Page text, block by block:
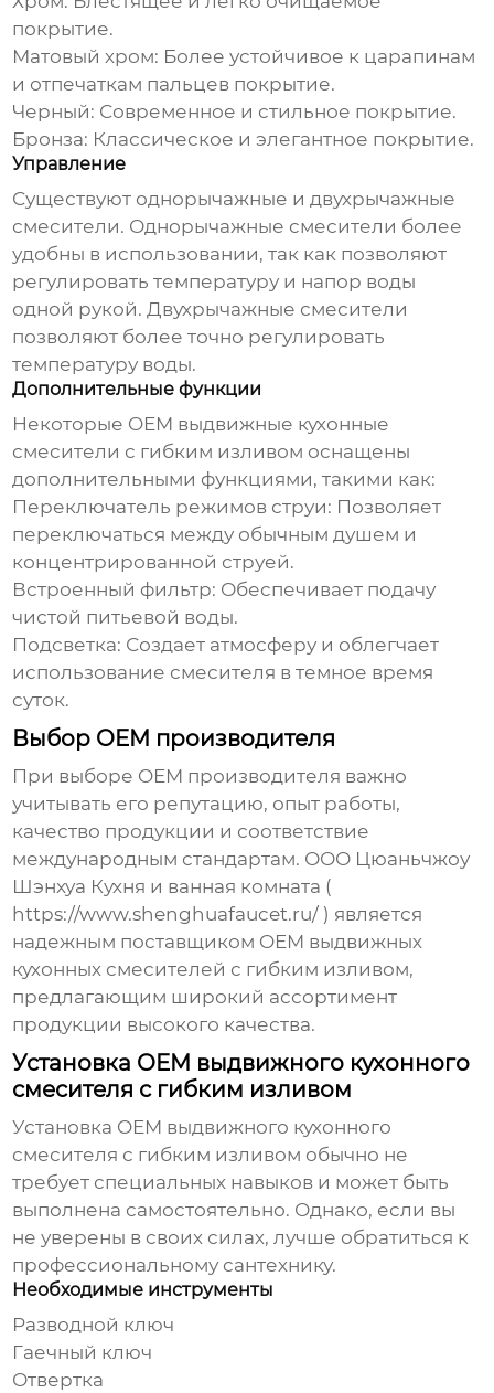
покрытие.
Матовый хром: Более устойчивое к царапинам
и отпечаткам пальцев покрытие.
Черный: Современное и стильное покрытие.
Бронза: Классическое и элегантное покрытие.
Управление
Существуют однорычажные и двухрычажные
смесители. Однорычажные смесители более
удобны в использовании, так как позволяют
регулировать температуру и напор воды
одной рукой. Двухрычажные смесители
позволяют более точно регулировать
температуру воды.
Дополнительные функции
Некоторые OEM выдвижные кухонные
смесители с гибким изливом оснащены
дополнительными функциями, такими как:
Переключатель режимов струи: Позволяет
переключаться между обычным душем и
концентрированной струей.
Встроенный фильтр: Обеспечивает подачу
чистой питьевой воды.
Подсветка: Создает атмосферу и облегчает
использование смесителя в темное время
суток.
Выбор OEM производителя
При выборе OEM производителя важно
учитывать его репутацию, опыт работы,
качество продукции и соответствие
международным стандартам. ООО Цюаньчжоу
Шэнхуа Кухня и ванная комната (
https://www.shenghuafaucet.ru/ ) является
надежным поставщиком OEM выдвижных
кухонных смесителей с гибким изливом,
предлагающим широкий ассортимент
продукции высокого качества.
Установка OEM выдвижного кухонного
смесителя с гибким изливом
Установка OEM выдвижного кухонного
смесителя с гибким изливом обычно не
требует специальных навыков и может быть
выполнена самостоятельно. Однако, если вы
не уверены в своих силах, лучше обратиться к
профессиональному сантехнику.
Необходимые инструменты
Разводной ключ
Гаечный ключ
Отвертка